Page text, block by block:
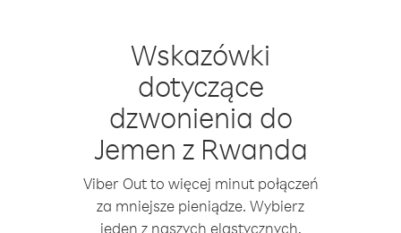
Wskazówki
dotyczące
dzwonienia do
Jemen z Rwanda
Viber Out to więcej minut połączeń
za mniejsze pieniądze. Wybierz
jeden z naszych elastycznych,